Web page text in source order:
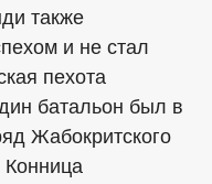
также
и не стал
пехота
батальон был в
Жабокритского